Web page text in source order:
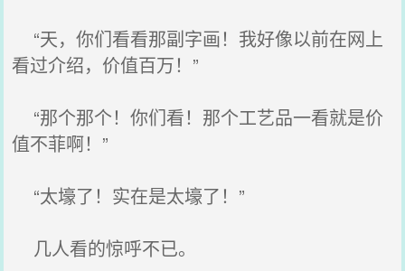
“天，你们看看那副字画！我好像以前在网上
看过介绍，价值百万！”
“那个那个！你们看！那个工艺品一看就是价
值不菲啊！”
“太壕了！实在是太壕了！”
几人看的惊呼不已。